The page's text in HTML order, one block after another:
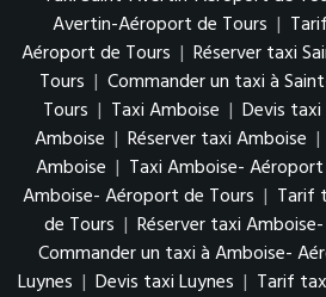
Avertin-Aéroport de Tours |
Aéroport de Tours | Réserver taxi
Tours | Commander un taxi à
Tours | Taxi Amboise | Devis
Amboise | Réserver taxi Amboise |
Amboise | Taxi Amboise-
Amboise- Aéroport de Tours | Tarif
de Tours | Réserver taxi
Commander un taxi à Amboise-
Luynes | Devis taxi Luynes | Tarif